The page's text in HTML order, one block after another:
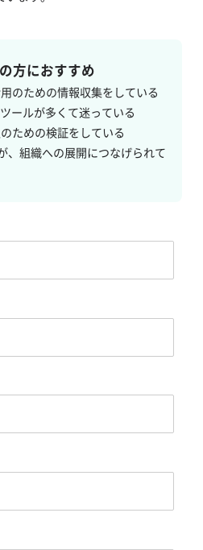
方におすすめ
のための情報収集をしている
ールが多くて迷っている
ための検証をしている
組織への展開につなげられて